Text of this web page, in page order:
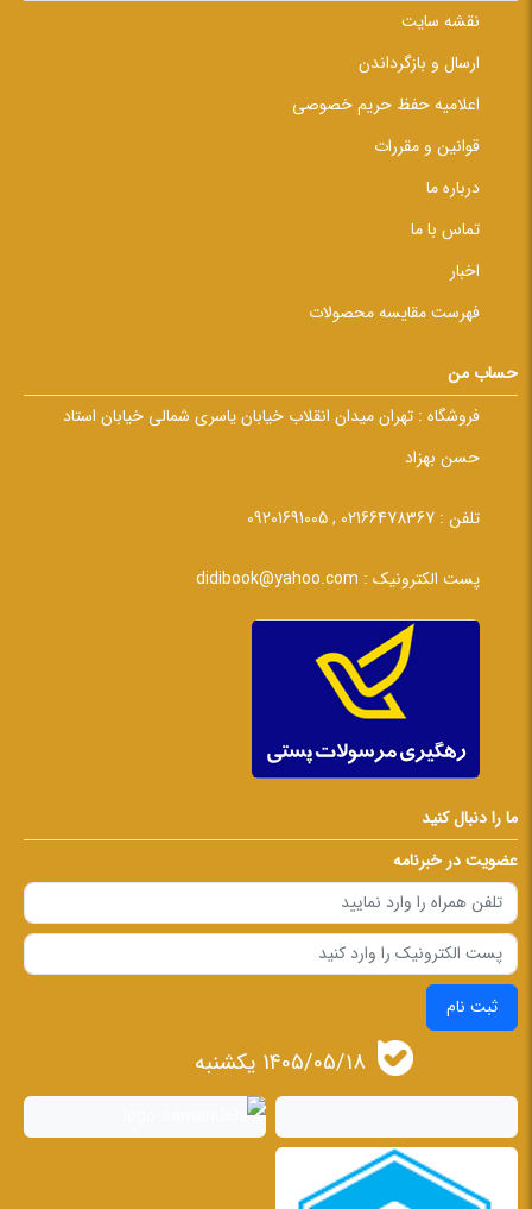
نقشه سایت
ارسال و بازگرداندن
اعلامیه حفظ حریم خصوصی
قوانین و مقررات
درباره ما
تماس با ما
اخبار
فهرست مقایسه محصولات
حساب من
فروشگاه : تهران میدان انقلاب خیابان یاسری شمالی خیابان استاد
حسن بهزاد
تلفن : 02166478367 , 09201691005
پست الکترونیک : didibook@yahoo.com
ما را دنبال کنید
عضویت در خبرنامه
ثبت نام
1405/05/18 يكشنبه